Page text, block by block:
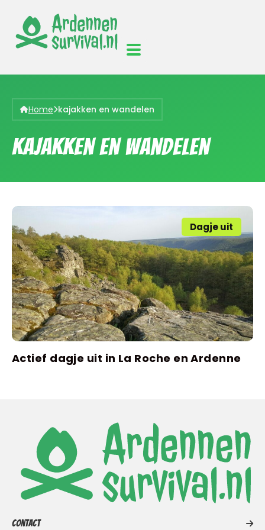
Home kajakken en wandelen
kajakken en wandelen
Dagje uit
Actief dagje uit in La Roche en Ardenne
Contact